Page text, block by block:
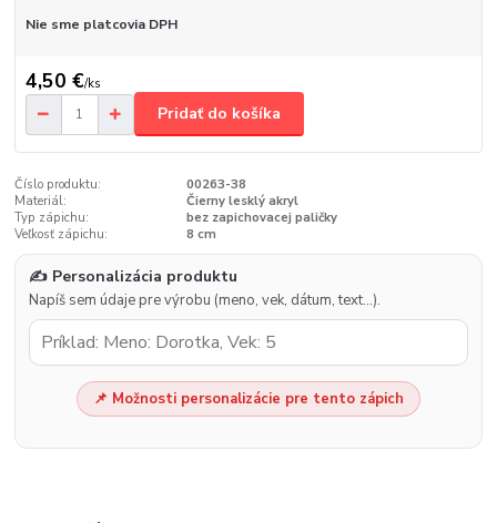
Nie sme platcovia DPH
4,50 €/ks
Pridať do košíka
Číslo produktu:
00263-38
Materiál:
Čierny lesklý akryl
Typ zápichu:
bez zapichovacej paličky
Veľkosť zápichu:
8 cm
✍️ Personalizácia produktu
Napíš sem údaje pre výrobu (meno, vek, dátum, text…).
📌 Možnosti personalizácie pre tento zápich